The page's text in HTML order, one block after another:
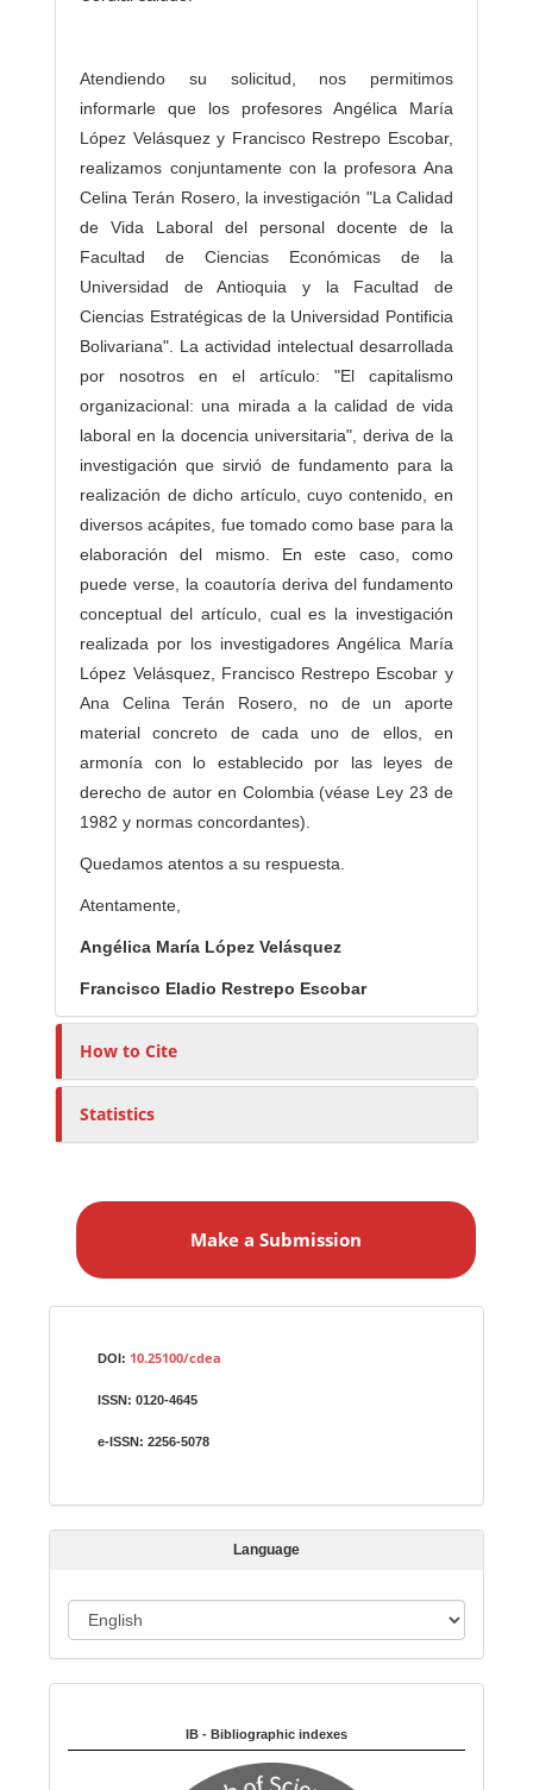
Atendiendo su solicitud, nos permitimos
informarle que los profesores Angélica María
López Velásquez y Francisco Restrepo Escobar,
realizamos conjuntamente con la profesora Ana
Celina Terán Rosero, la investigación "La Calidad
de Vida Laboral del personal docente de la
Facultad de Ciencias Económicas de la
Universidad de Antioquia y la Facultad de
Ciencias Estratégicas de la Universidad Pontificia
Bolivariana". La actividad intelectual desarrollada
por nosotros en el artículo: "El capitalismo
organizacional: una mirada a la calidad de vida
laboral en la docencia universitaria", deriva de la
investigación que sirvió de fundamento para la
realización de dicho artículo, cuyo contenido, en
diversos acápites, fue tomado como base para la
elaboración del mismo. En este caso, como
puede verse, la coautoría deriva del fundamento
conceptual del artículo, cual es la investigación
realizada por los investigadores Angélica María
López Velásquez, Francisco Restrepo Escobar y
Ana Celina Terán Rosero, no de un aporte
material concreto de cada uno de ellos, en
armonía con lo establecido por las leyes de
derecho de autor en Colombia (véase Ley 23 de
1982 y normas concordantes).
Quedamos atentos a su respuesta.
Atentamente,
Angélica María López Velásquez
Francisco Eladio Restrepo Escobar
How to Cite
Statistics
a
s
i
Make a Submission
DOI: 10.25100/cdea
ISSN:0120-4645
e-ISSN: 2256-5078
Language
a
u
a
IB - Bibliographic indexes